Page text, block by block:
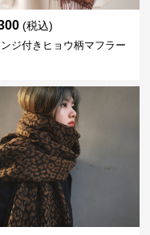
(税込)
ジ付きヒョウ柄マフラー